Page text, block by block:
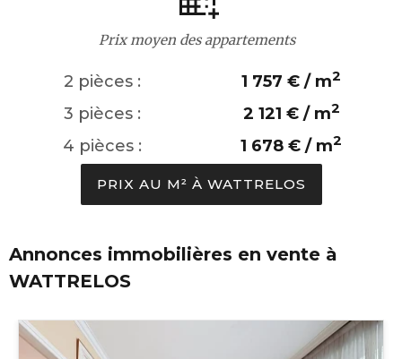
Prix moyen des appartements
2 pièces : 1 757 € / m2
3 pièces : 2 121 € / m2
4 pièces : 1 678 € / m2
PRIX AU M² À WATTRELOS
Annonces immobilières en vente à
WATTRELOS